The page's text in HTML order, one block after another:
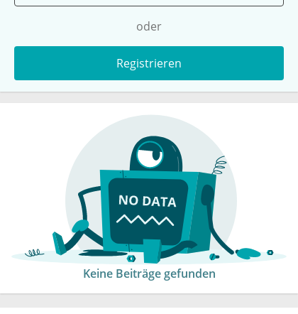
oder
Registrieren
Keine Beiträge gefunden